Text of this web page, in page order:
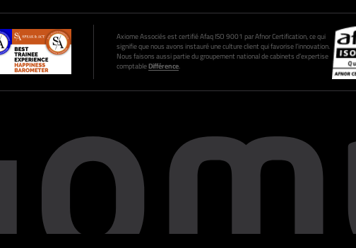
Axiome Associés est certifié Afaq ISO 9001 par Afnor Certification, ce qui
signifie que nous avons instauré une culture client qui favorise l’innovation.
Nous faisons aussi partie du groupement national de cabinets d’expertise
comptableDifférence.